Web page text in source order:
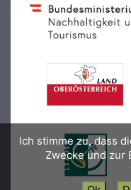
Ich stimme zu, dass
Zwecke und zur